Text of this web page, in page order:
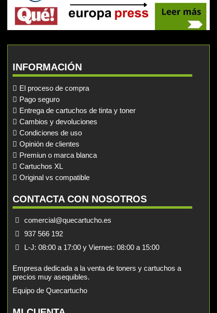
INFORMACIÓN
El proceso de compra
Pago seguro
Entrega de cartuchos de tinta y toner
Cambios y devoluciones
Condiciones de uso
Opinión de clientes
Premiun o marca blanca
Cartuchos XL
Original vs compatible
CONTACTA CON NOSOTROS
comercial@quecartucho.es
937 566 192
L-J: 08:00 a 17:00 y Viernes: 08:00 a 15:00
Empresa dedicada a la venta de toners y cartuchos a
precios muy asequibles.
Equipo de Quecartucho